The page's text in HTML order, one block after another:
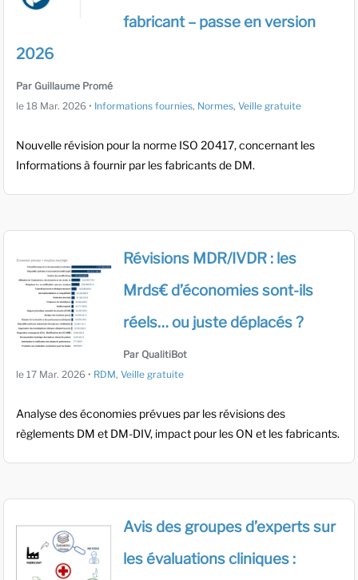
fabricant – passe en version
2026
Par Guillaume Promé
le 18 Mar. 2026 • Informations fournies, Normes, Veille gratuite
Nouvelle révision pour la norme ISO 20417, concernant les
Informations à fournir par les fabricants de DM.
Révisions MDR/IVDR : les
Mrds€ d’économies sont-ils
réels… ou juste déplacés ?
Par QualitiBot
le 17 Mar. 2026 • RDM, Veille gratuite
Analyse des économies prévues par les révisions des
règlements DM et DM-DIV, impact pour les ON et les fabricants.
Avis des groupes d’experts sur
les évaluations cliniques :